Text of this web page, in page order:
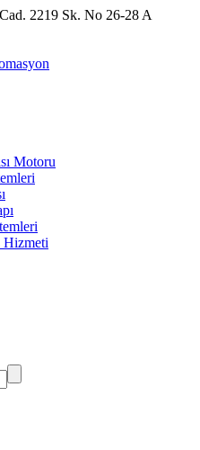
2219 Sk. No 26-28 A
Motoru
Hizmeti